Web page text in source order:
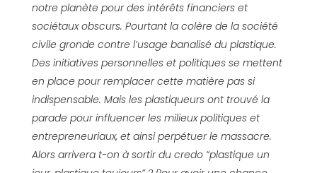
notre planète pour des intérêts financiers et
sociétaux obscurs. Pourtant la colère de la société
civile gronde contre l’usage banalisé du plastique.
Des initiatives personnelles et politiques se mettent
en place pour remplacer cette matière pas si
indispensable. Mais les plastiqueurs ont trouvé la
parade pour influencer les milieux politiques et
entrepreneuriaux, et ainsi perpétuer le massacre.
Alors arrivera t-on à sortir du credo “plastique un